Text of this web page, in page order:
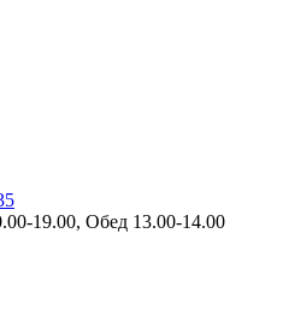
19.00, Обед 13.00-14.00